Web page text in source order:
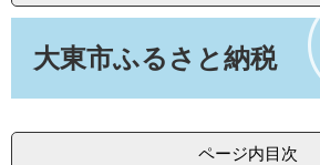
大東市ふるさと納税
ページ内目次